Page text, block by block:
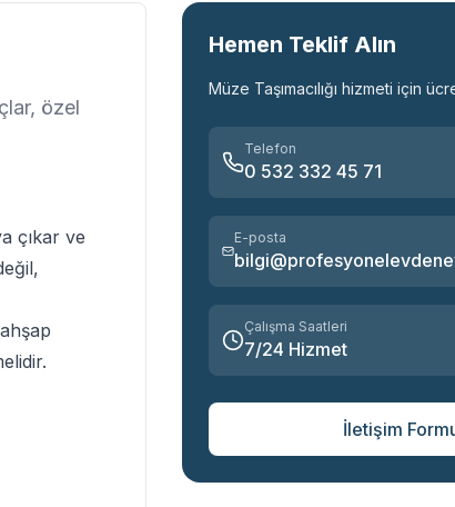
özel
çıkar ve
Hemen Teklif Alın
Müze Taşımacılığı hizmeti için
Telefon
0 532 332 45 71
E-posta
Çalışma Saatleri
7/24 Hizmet
İletişim